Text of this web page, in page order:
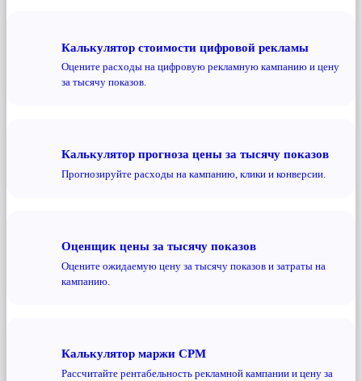
Калькулятор стоимости цифровой рекламы
Оцените расходы на цифровую рекламную кампанию и цену
за тысячу показов.
Калькулятор прогноза цены за тысячу показов
Прогнозируйте расходы на кампанию, клики и конверсии.
Оценщик цены за тысячу показов
Оцените ожидаемую цену за тысячу показов и затраты на
кампанию.
Калькулятор маржи CPM
Рассчитайте рентабельность рекламной кампании и цену за